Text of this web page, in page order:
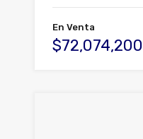
En Venta
$72,074,200